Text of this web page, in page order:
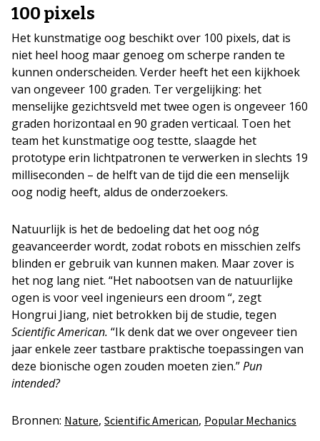
100 pixels
Het kunstmatige oog beschikt over 100 pixels, dat is
niet heel hoog maar genoeg om scherpe randen te
kunnen onderscheiden. Verder heeft het een kijkhoek
van ongeveer 100 graden. Ter vergelijking: het
menselijke gezichtsveld met twee ogen is ongeveer 160
graden horizontaal en 90 graden verticaal. Toen het
team het kunstmatige oog testte, slaagde het
prototype erin lichtpatronen te verwerken in slechts 19
milliseconden – de helft van de tijd die een menselijk
oog nodig heeft, aldus de onderzoekers.
Natuurlijk is het de bedoeling dat het oog nóg
geavanceerder wordt, zodat robots en misschien zelfs
blinden er gebruik van kunnen maken. Maar zover is
het nog lang niet. “Het nabootsen van de natuurlijke
ogen is voor veel ingenieurs een droom “, zegt
Hongrui Jiang, niet betrokken bij de studie, tegen
Scientific American. “Ik denk dat we over ongeveer tien
jaar enkele zeer tastbare praktische toepassingen van
deze bionische ogen zouden moeten zien.”Pun
intended?
Bronnen: Nature, Scientific American, Popular Mechanics